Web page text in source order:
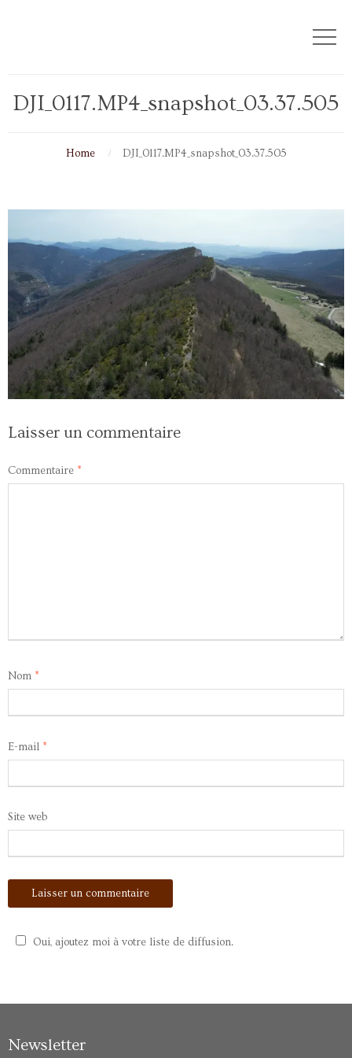
DJI_0117.MP4_snapshot_03.37.505
Home DJI_0117.MP4_snapshot_03.37.505
Laisser un commentaire
Commentaire *
Nom *
E-mail *
Site web
Oui, ajoutez moi à votre liste de diffusion.
Newsletter